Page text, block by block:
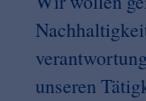
unseren